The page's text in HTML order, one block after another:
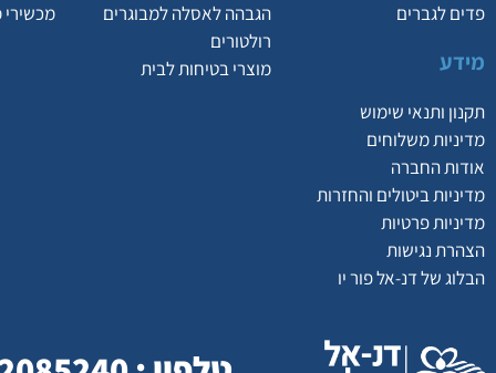
פדים לגברים
מידע
תקנון ותנאי שימוש
מדיניות משלוחים
אודות החברה
מדיניות ביטולים והחזרות
מדיניות פרטיות
הצהרת נגישות
הבלוג של דנ-אל פור יו
הגבהה לאסלה למבוגרים
רולטורים
מוצרי בטיחות לבית